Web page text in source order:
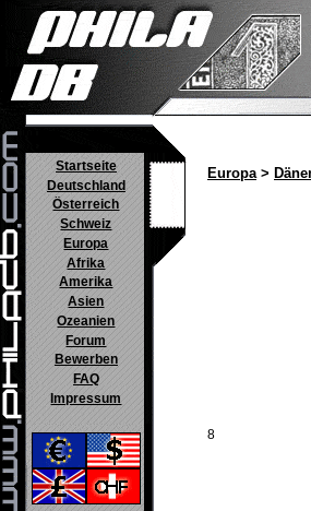
Startseite
Deutschland
Österreich
Schweiz
Europa
Afrika
Amerika
Asien
Ozeanien
Forum
Bewerben
FAQ
Impressum
Europa>
8